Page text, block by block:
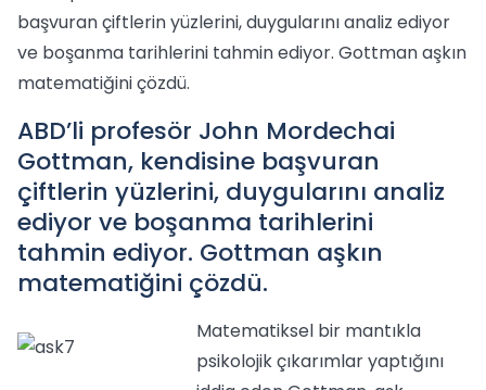
başvuran çiftlerin yüzlerini, duygularını analiz ediyor
ve boşanma tarihlerini tahmin ediyor. Gottman aşkın
matematiğini çözdü.
ABD’li profesör John Mordechai
Gottman, kendisine başvuran
çiftlerin yüzlerini, duygularını analiz
ediyor ve boşanma tarihlerini
tahmin ediyor. Gottman aşkın
matematiğini çözdü.
Matematiksel bir mantıkla
psikolojik çıkarımlar yaptığını